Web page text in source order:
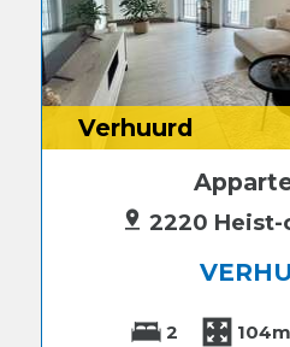
Verhuurd
2220
2